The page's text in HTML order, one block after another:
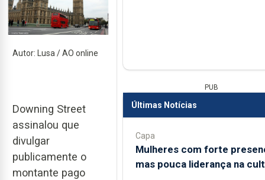
Autor: Lusa / AO online
Downing Street
assinalou que
divulgar
publicamente o
montante pago
PUB
Últimas Notícias
Capa
Mulheres com forte
mas pouca liderança na